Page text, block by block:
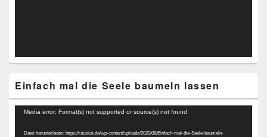
Einfach mal die Seele baumeln lassen
Video-
Media error: Format(s) not supported or source(s) not found
Datei herunterladen: https://racskai.de/wp-content/uploads/2020/08/Einfach-mal-die-Seele-baumeln-